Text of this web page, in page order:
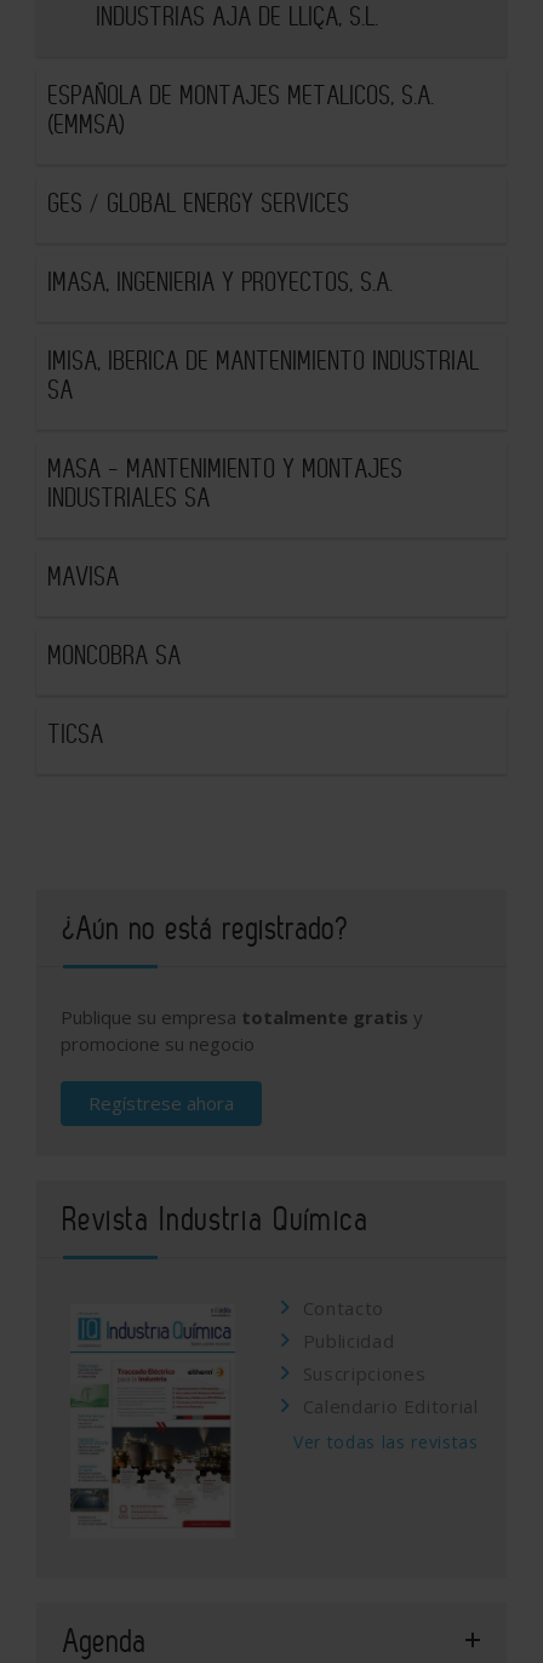
INDUSTRIAS AJA DE LLIÇA, S.L.
ESPAÑOLA DE MONTAJES METALICOS, S.A.
(EMMSA)
GES / GLOBAL ENERGY SERVICES
IMASA, INGENIERIA Y PROYECTOS, S.A.
IMISA, IBERICA DE MANTENIMIENTO INDUSTRIAL
SA
MASA - MANTENIMIENTO Y MONTAJES
INDUSTRIALES SA
MAVISA
MONCOBRA SA
TICSA
¿Aún no está registrado?
Publique su empresa totalmente gratis y
promocione su negocio
Regístrese ahora
Revista Industria Química
Contacto
Publicidad
Suscripciones
Calendario Editorial
Ver todas las revistas
Agenda